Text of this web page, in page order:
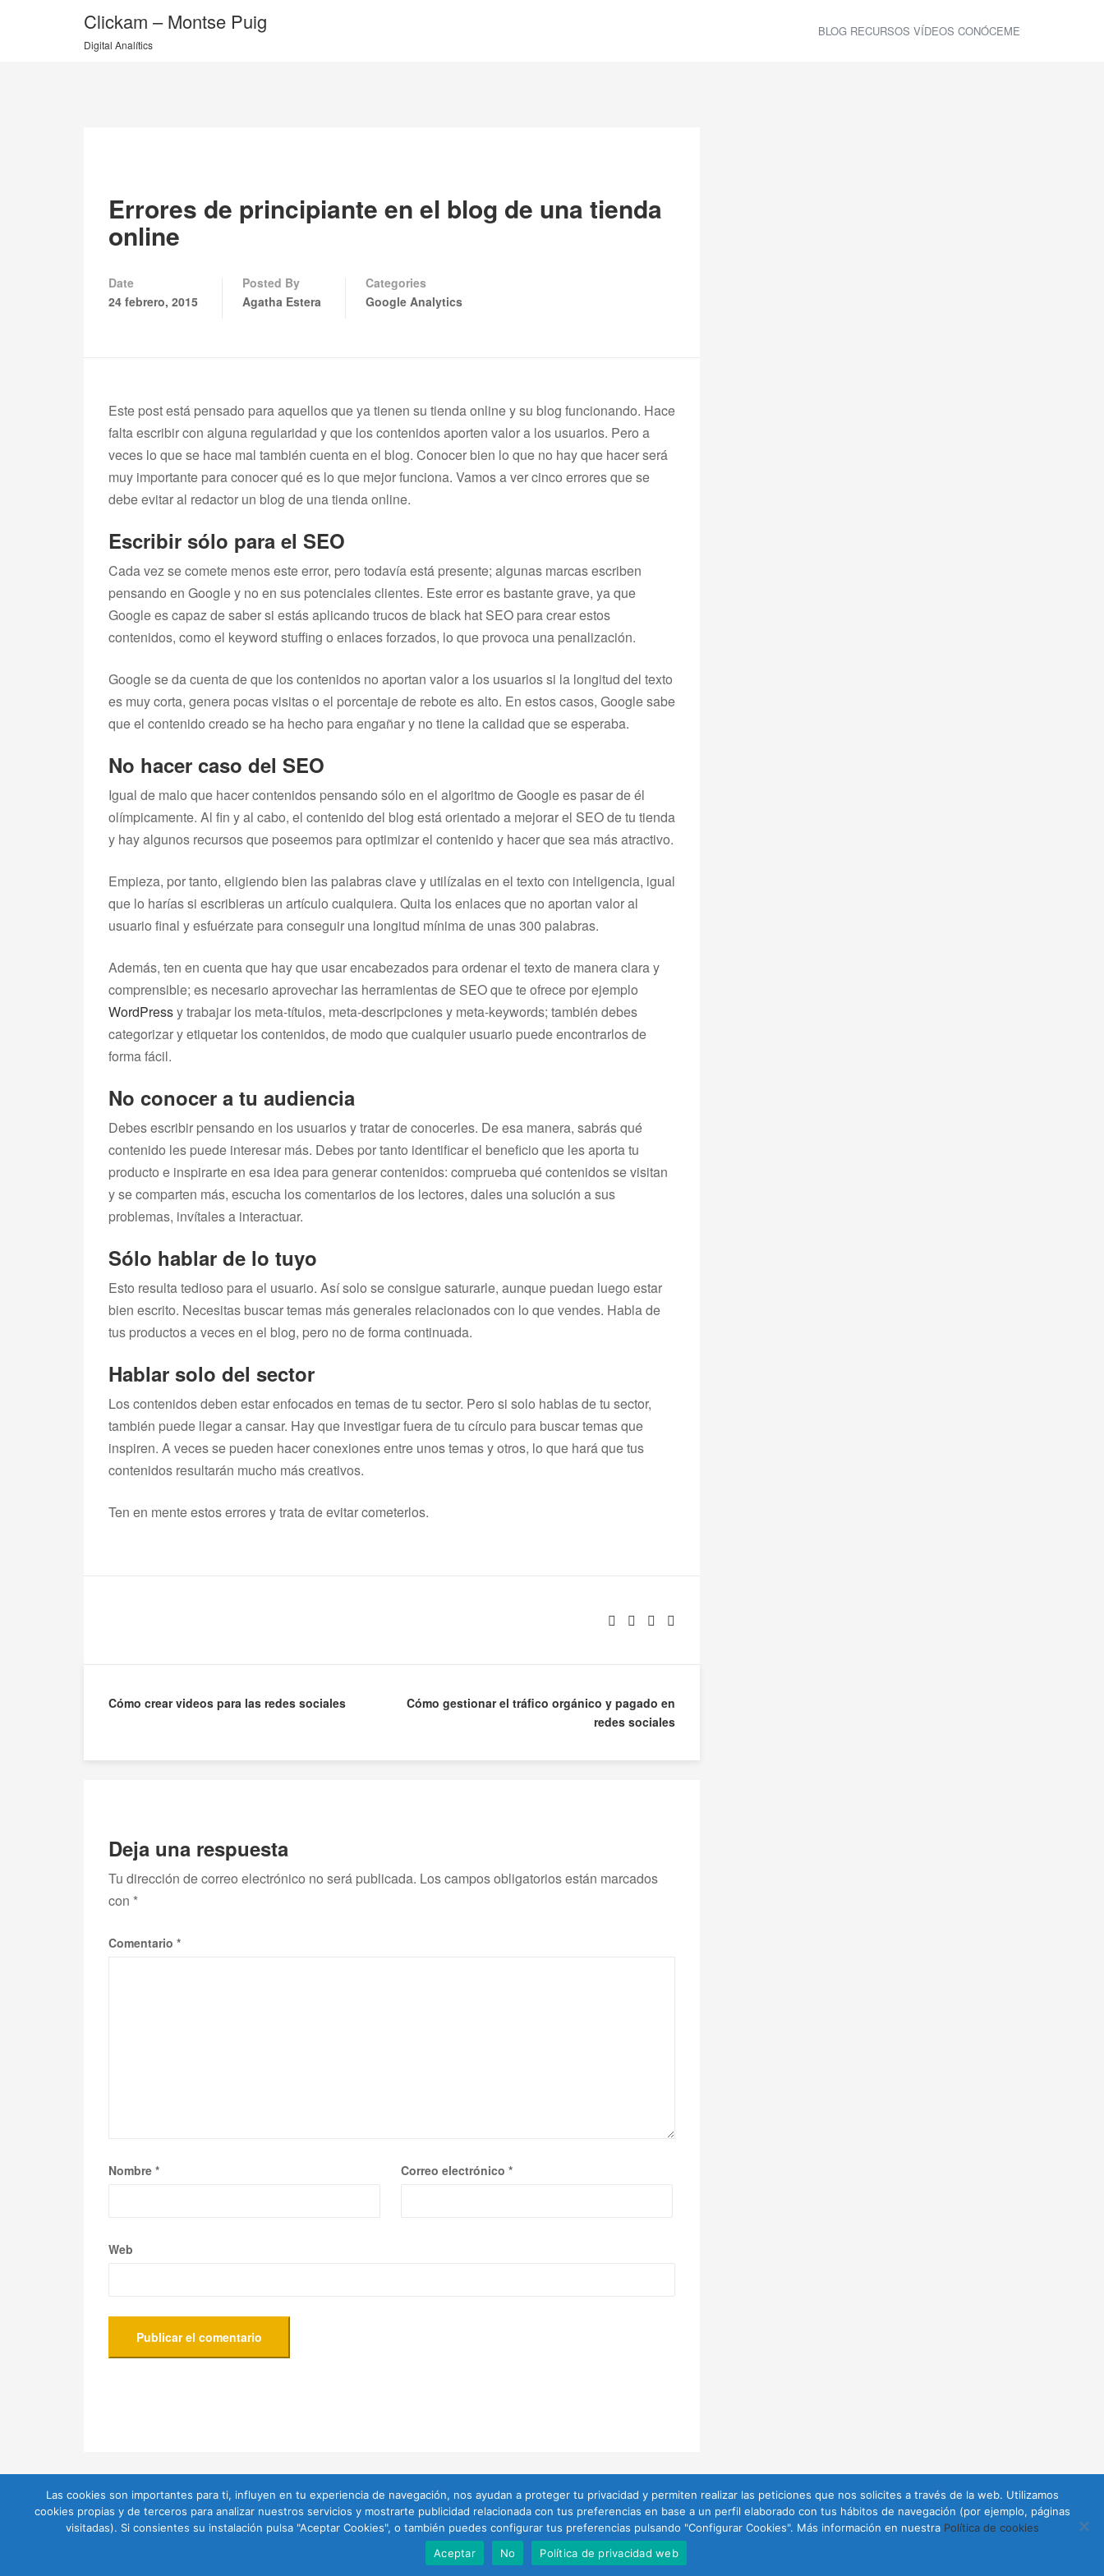
Clickam – Montse Puig
Digital Analítics
BLOG RECURSOS VÍDEOS CONÓCEME
Errores de principiante en el blog de una tienda
online
Date
24 febrero, 2015
Posted By
Agatha Estera
Categories
Google Analytics
Este post está pensado para aquellos que ya tienen su tienda online y su blog funcionando. Hace
falta escribir con alguna regularidad y que los contenidos aporten valor a los usuarios. Pero a
veces lo que se hace mal también cuenta en el blog. Conocer bien lo que no hay que hacer será
muy importante para conocer qué es lo que mejor funciona. Vamos a ver cinco errores que se
debe evitar al redactor un blog de una tienda online.
Escribir sólo para el SEO
Cada vez se comete menos este error, pero todavía está presente; algunas marcas escriben
pensando en Google y no en sus potenciales clientes. Este error es bastante grave, ya que
Google es capaz de saber si estás aplicando trucos de black hat SEO para crear estos
contenidos, como el keyword stuffing o enlaces forzados, lo que provoca una penalización.
Google se da cuenta de que los contenidos no aportan valor a los usuarios si la longitud del texto
es muy corta, genera pocas visitas o el porcentaje de rebote es alto. En estos casos, Google sabe
que el contenido creado se ha hecho para engañar y no tiene la calidad que se esperaba.
No hacer caso del SEO
Igual de malo que hacer contenidos pensando sólo en el algoritmo de Google es pasar de él
olímpicamente. Al fin y al cabo, el contenido del blog está orientado a mejorar el SEO de tu tienda
y hay algunos recursos que poseemos para optimizar el contenido y hacer que sea más atractivo.
Empieza, por tanto, eligiendo bien las palabras clave y utilízalas en el texto con inteligencia, igual
que lo harías si escribieras un artículo cualquiera. Quita los enlaces que no aportan valor al
usuario final y esfuérzate para conseguir una longitud mínima de unas 300 palabras.
Además, ten en cuenta que hay que usar encabezados para ordenar el texto de manera clara y
comprensible; es necesario aprovechar las herramientas de SEO que te ofrece por ejemplo
WordPressy trabajar los meta-títulos, meta-descripciones y meta-keywords; también debes
categorizar y etiquetar los contenidos, de modo que cualquier usuario puede encontrarlos de
forma fácil.
No conocer a tu audiencia
Debes escribir pensando en los usuarios y tratar de conocerles. De esa manera, sabrás qué
contenido les puede interesar más. Debes por tanto identificar el beneficio que les aporta tu
producto e inspirarte en esa idea para generar contenidos: comprueba qué contenidos se visitan
y se comparten más, escucha los comentarios de los lectores, dales una solución a sus
problemas, invítales a interactuar.
Sólo hablar de lo tuyo
Esto resulta tedioso para el usuario. Así solo se consigue saturarle, aunque puedan luego estar
bien escrito. Necesitas buscar temas más generales relacionados con lo que vendes. Habla de
tus productos a veces en el blog, pero no de forma continuada.
Hablar solo del sector
Los contenidos deben estar enfocados en temas de tu sector. Pero si solo hablas de tu sector,
también puede llegar a cansar. Hay que investigar fuera de tu círculo para buscar temas que
inspiren. A veces se pueden hacer conexiones entre unos temas y otros, lo que hará que tus
contenidos resultarán mucho más creativos.
Ten en mente estos errores y trata de evitar cometerlos.
Navegación
entradas
Cómo crear videos para las redes sociales
Cómo gestionar el tráfico orgánico y pagado en
redes sociales
Deja una respuesta
Tu dirección de correo electrónico no será publicada. Los campos obligatorios están marcados
con *
Comentario *
Nombre * Correo electrónico*
Web
Powered byEducation WordPress Theme
Las cookies son importantes para ti, influyen en tu experiencia de navegación, nos ayudan a proteger tu privacidad y permiten realizar las peticiones que nos solicites a través de la web. Utilizamos
cookies propias y de terceros para analizar nuestros servicios y mostrarte publicidad relacionada con tus preferencias en base a un perfil elaborado con tus hábitos de navegación (por ejemplo, páginas
visitadas). Si consientes su instalación pulsa "Aceptar Cookies", o también puedes configurar tus preferencias pulsando "Configurar Cookies". Más información en nuestra Política de cookies
Aceptar
No Política de privacidad web